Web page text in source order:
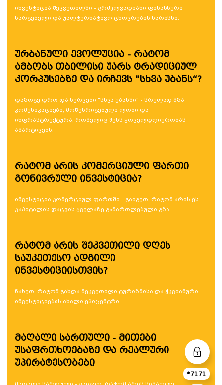
*7171
ინვესტიცია შეკვეთილში - გრძელვადიანი ფინანსური
სარგებელი და უალტერნატივო ცხოვრების ხარისხი.
ურბანული ევოლუცია - რატომ
ამბობს თბილისი უარს ტრადიციულ
კორპუსებზე და ირჩევს "სხვა უბანს“?
დაზოგე დრო და ნერვები "სხვა უბანში“ - სრულად მზა
კომუნიკაციები, მოწესრიგებული ლობი და
ინფრასტრუქტურა, რომელიც შენს ყოველდღიურობას
ამარტივებს.
რატომ არის კომერციული ფართი
გონივრული ინვესტიცია?
ინვესტიცია კომერციულ ფართში - გაიგეთ, რატომ არის ეს
კაპიტალის დაცვის ყველაზე გამართლებული გზა
რატომ არის შეკვეთილი დღეს
საუკეთესო ადგილი
ინვესტიციისთვის?
ნახეთ, რატომ გახდა შეკვეთილი ტურიზმისა და ჭკვიანური
ინვესტიციების ახალი ეპიცენტრი
მაღალი სართული - მითები
უსაფრთხოებაზე და რეალური
უპირატესობები
მაღალი სართული - გაიგეთ, რატომ არის სიმაღლე